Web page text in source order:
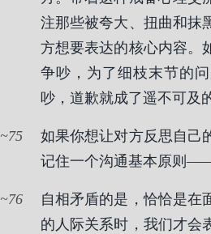
注那些被夸大、扭曲和抹
方想要表达的核心内容。
争吵，为了细枝末节的
吵，道歉就成了遥不可及
75
如果你想让对方反思自己
记住一个沟通基本原则
76
自相矛盾的是，恰恰是在
的人际关系时，我们才会